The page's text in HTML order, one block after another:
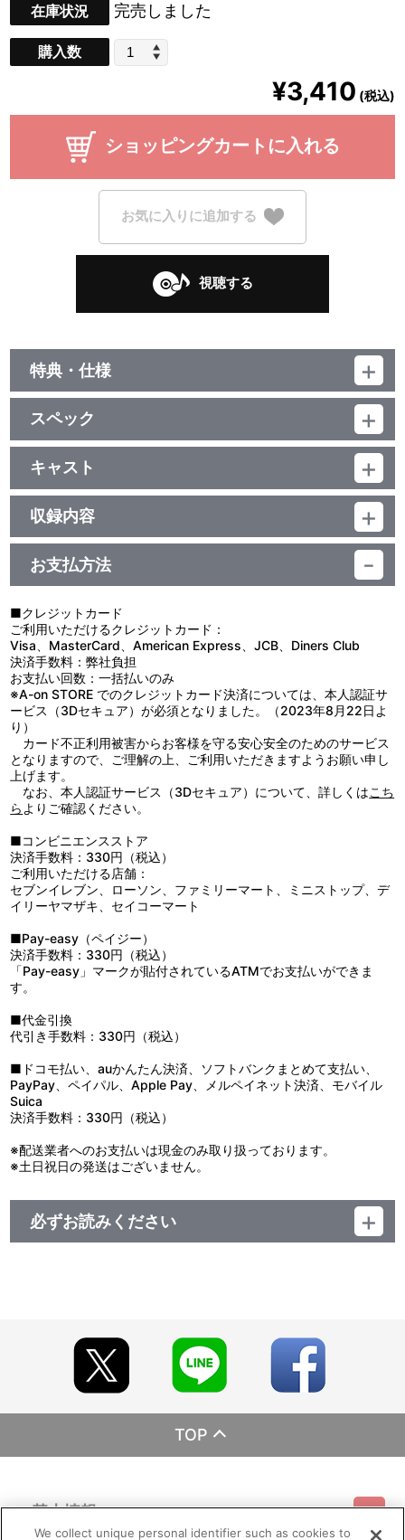
在庫状況 完売しました
購入数
¥3,410 (税込)
ショッピングカートに入れる
お気に入りに追加する
視聴する
特典・仕様
初回特典
撮り下ろしPhotoサイン＆コメント入りメッセージカード封入
他、仕様
三方背スリーブ
スペック
品番：LACA-35746
ジャンル：国内アニメ音楽
アルバム
CD+DVD／27分
キャスト
浪川大輔
収録内容
＜収録曲＞
1：イエローマン
2：キミノミカタ
3：Ｆａｄｅｄ Ｐｈｏｔｏｇｒａｐｈ
4：ｃｏｍｂａｔ
5：Ａｇａｉｎ
6：Ｌ’ａｍｂｉｔｉｏｎ
1：Ｌ’ａｍｂｉｔｉｏｎ （ＭＵＳＩＣ ＣＬＩＰ）
2：ｍａｋｉｎｇ ｏｆ “Ｐｉｃｔｕｒｅ”
3：ＴＲＡＩＬＥＲ
お支払方法
■クレジットカード
ご利用いただけるクレジットカード：
Visa、MasterCard、American Express、JCB、Diners Club
決済手数料：弊社負担
お支払い回数：一括払いのみ
※A-on STORE でのクレジットカード決済については、本人認証サ
ービス（3Dセキュア）が必須となりました。（2023年8月22日よ
り）
カード不正利用被害からお客様を守る安心安全のためのサービス
となりますので、ご理解の上、ご利用いただきますようお願い申し
上げます。
なお、本人認証サービス（3Dセキュア）について、詳しくはこち
ら よりご確認ください。
■コンビニエンスストア
決済手数料：330円（税込）
ご利用いただける店舗：
セブンイレブン、ローソン、ファミリーマート、ミニストップ、デ
イリーヤマザキ、セイコーマート
■Pay-easy（ペイジー）
決済手数料：330円（税込）
「Pay-easy」マークが貼付されているATMでお支払いができま
す。
■代金引換
代引き手数料：330円（税込）
■ドコモ払い、auかんたん決済、ソフトバンクまとめて支払い、
PayPay、ペイパル、Apple Pay、メルペイネット決済、モバイル
Suica
決済手数料：330円（税込）
※配送業者へのお支払いは現金のみ取り扱っております。
※土日祝日の発送はございません。
必ずお読みください
TOP
基本情報
We collect unique personal identifier such as cookies to